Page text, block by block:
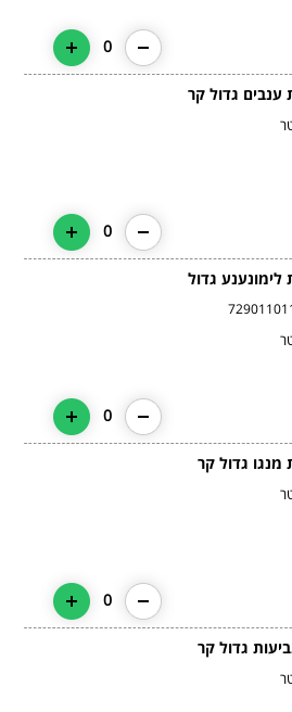
0
ענבים גדול קר
0
לימונענע גדול
0
מנגו גדול קר
0
גדול קר